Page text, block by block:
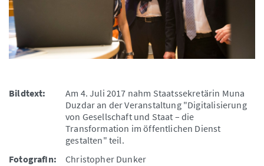
Bildtext:
Am 4. Juli 2017 nahm Staatssekretärin Muna
Duzdar an der Veranstaltung "Digitalisierung
von Gesellschaft und Staat – die
Transformation im öffentlichen Dienst
gestalten" teil.
FotografIn:
Christopher Dunker